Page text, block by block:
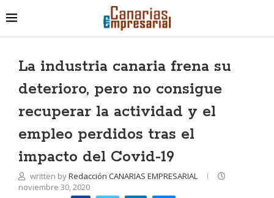
La industria canaria frena su
deterioro, pero no consigue
recuperar la actividad y el
empleo perdidos tras el
impacto del Covid-19
written byRedacción CANARIAS EMPRESARIAL
noviembre 30, 2020